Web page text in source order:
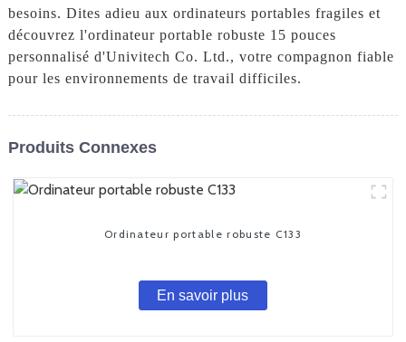
besoins. Dites adieu aux ordinateurs portables fragiles et
découvrez l'ordinateur portable robuste 15 pouces
personnalisé d'Univitech Co. Ltd., votre compagnon fiable
pour les environnements de travail difficiles.
Produits Connexes
Ordinateur portable robuste C133
En savoir plus